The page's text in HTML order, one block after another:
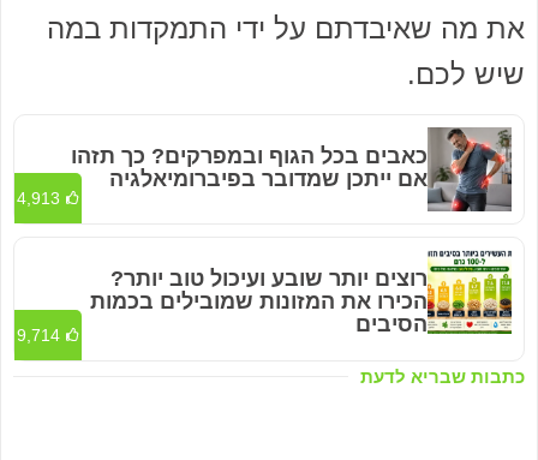
את מה שאיבדתם על ידי התמקדות במה
שיש לכם.
כתבות שבריא לדעת
כאבים בכל הגוף ובמפרקים? כך תזהו
אם ייתכן שמדובר בפיברומיאלגיה
4,913
רוצים יותר שובע ועיכול טוב יותר?
הכירו את המזונות שמובילים בכמות
הסיבים
9,714